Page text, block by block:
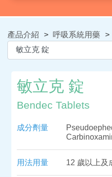
產品介紹 > 呼吸系統用藥 >
敏立克 錠
Bendec Tablets
成分劑量
用法用量 12 歲以上及